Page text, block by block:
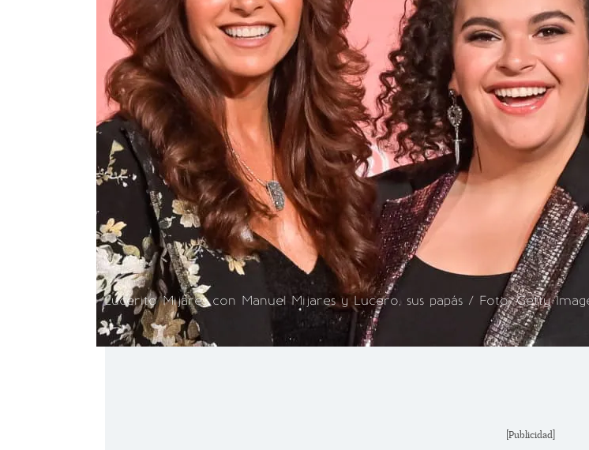
Lucerito Mijares con Manuel Mijares y Lucero, sus papás / Foto: Getty
[Publicidad]